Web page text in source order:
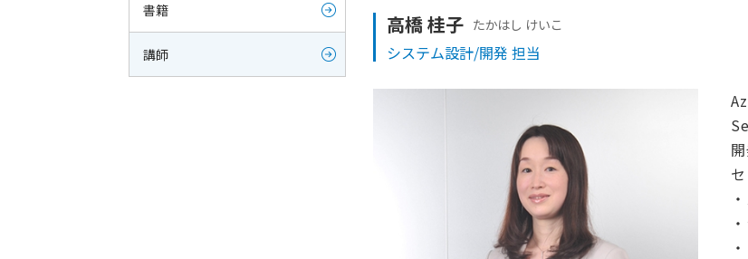
高橋 桂子 たかはし けいこ
システム設計/開発 担当
書籍
講師